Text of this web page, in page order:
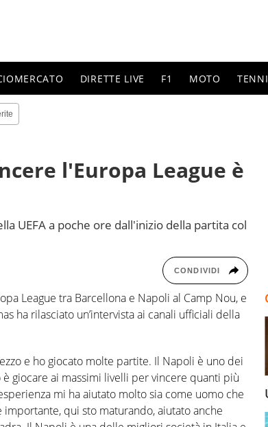
DIRETTE LIVE F1 MOTO
l'Europa League è
UEFA a poche ore dall'inizio della partita col
CONDIVIDI
League tra Barcellona e Napoli al Camp Nou, e
ha rilasciato un’intervista ai canali ufficiali della
e ho giocato molte partite. Il Napoli è uno dei
giocare ai massimi livelli per vincere quanti più
mi ha aiutato molto sia come uomo che
qui sto maturando, aiutato anche